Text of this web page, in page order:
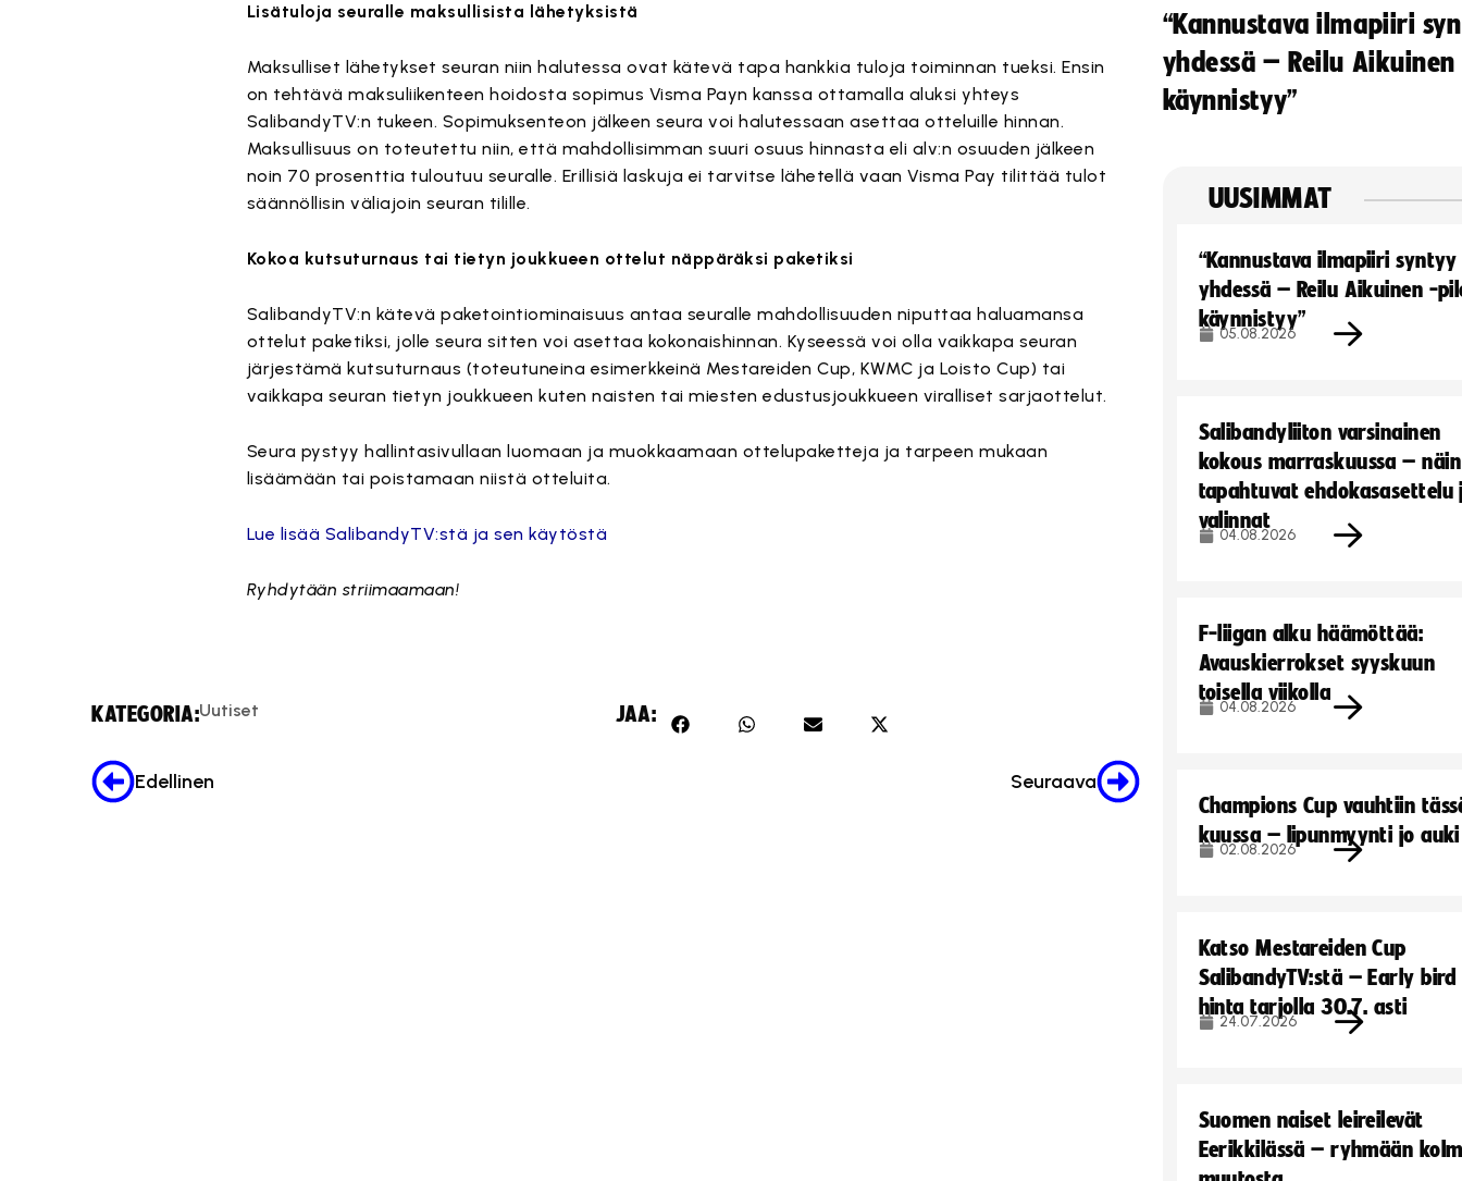
Lisätuloja seuralle maksullisista lähetyksistä
Maksulliset lähetykset seuran niin halutessa ovat kätevä tapa hankkia tuloja toiminnan tueksi. Ensin
on tehtävä maksuliikenteen hoidosta sopimus Visma Payn kanssa ottamalla aluksi yhteys
SalibandyTV:n tukeen. Sopimuksenteon jälkeen seura voi halutessaan asettaa otteluille hinnan.
Maksullisuus on toteutettu niin, että mahdollisimman suuri osuus hinnasta eli alv:n osuuden jälkeen
noin 70 prosenttia tuloutuu seuralle. Erillisiä laskuja ei tarvitse lähetellä vaan Visma Pay tilittää tulot
säännöllisin väliajoin seuran tilille.
Kokoa kutsuturnaus tai tietyn joukkueen ottelut näppäräksi paketiksi
SalibandyTV:n kätevä paketointiominaisuus antaa seuralle mahdollisuuden niputtaa haluamansa
ottelut paketiksi, jolle seura sitten voi asettaa kokonaishinnan. Kyseessä voi olla vaikkapa seuran
järjestämä kutsuturnaus (toteutuneina esimerkkeinä Mestareiden Cup, KWMC ja Loisto Cup) tai
vaikkapa seuran tietyn joukkueen kuten naisten tai miesten edustusjoukkueen viralliset sarjaottelut.
Seura pystyy hallintasivullaan luomaan ja muokkaamaan ottelupaketteja ja tarpeen mukaan
lisäämään tai poistamaan niistä otteluita.
Lue lisää SalibandyTV:stä ja sen käytöstä
Ryhdytään striimaamaan!
KATEGORIA:Uutiset JAA:
Edellinen Seuraava
“Kannustava ilmapiiri
yhdessä – Reilu
käynnistyy”
UUSIMMAT
“Kannustava ilmapiiri syntyy
yhdessä – Reilu Aikuinen -
käynnistyy”
05.08.2026
Salibandyliiton varsinainen
kokous marraskuussa – näin
tapahtuvat ehdokasasettelu
valinnat
04.08.2026
F-liigan alku häämöttää:
Avauskierrokset syyskuun
toisella viikolla
04.08.2026
Champions Cup vauhtiin
kuussa – lipunmyynti jo auki
02.08.2026
Katso Mestareiden Cup
SalibandyTV:stä – Early
hinta tarjolla 30.7. asti
24.07.2026
Suomen naiset leireilevät
Eerikkilässä – ryhmään